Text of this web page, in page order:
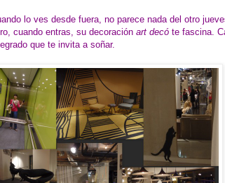
lo ves desde fuera, no parece nada del otro
cuando entras, su decoración art decó te fascina.
que te invita a soñar.